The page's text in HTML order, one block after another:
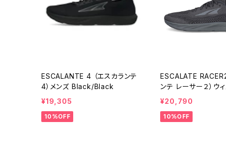
ESCALANTE 4 （エスカランテ
4）メンズ Black/Black
¥19,305
10%OFF
ESCALATE
ンテ レーサー２）ウ
ck/Black
¥20,790
10%OFF